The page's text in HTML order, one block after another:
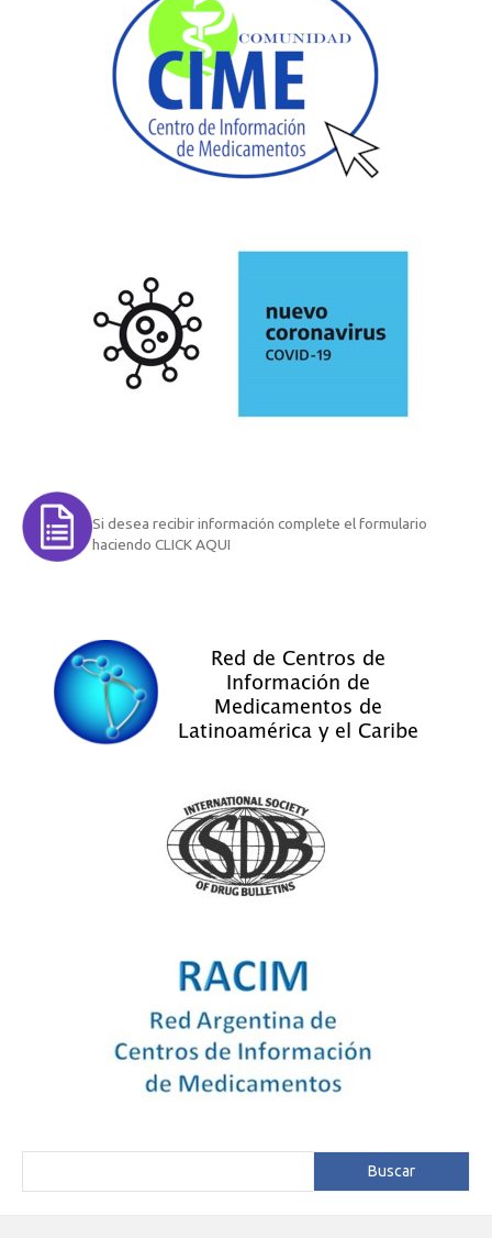
Si desea recibir información complete el formulario
haciendo CLICK AQUI
Buscar